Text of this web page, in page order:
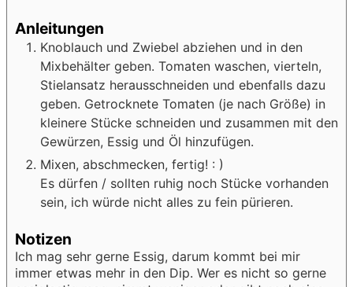
Anleitungen
Knoblauch und Zwiebel abziehen und in den
Mixbehälter geben. Tomaten waschen, vierteln,
Stielansatz herausschneiden und ebenfalls dazu
geben. Getrocknete Tomaten (je nach Größe) in
kleinere Stücke schneiden und zusammen mit den
Gewürzen, Essig und Öl hinzufügen.
Mixen, abschmecken, fertig! : )
Es dürfen / sollten ruhig noch Stücke vorhanden
sein, ich würde nicht alles zu fein pürieren.
Notizen
Ich mag sehr gerne Essig, darum kommt bei mir
immer etwas mehr in den Dip. Wer es nicht so gerne